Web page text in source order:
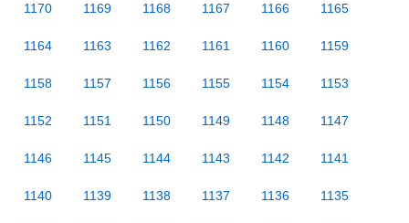
1170 1169 1168 1167 1166 1165
1164 1163 1162 1161 1160 1159
1158 1157 1156 1155 1154 1153
1152 1151 1150 1149 1148 1147
1146 1145 1144 1143 1142 1141
1140 1139 1138 1137 1136 1135